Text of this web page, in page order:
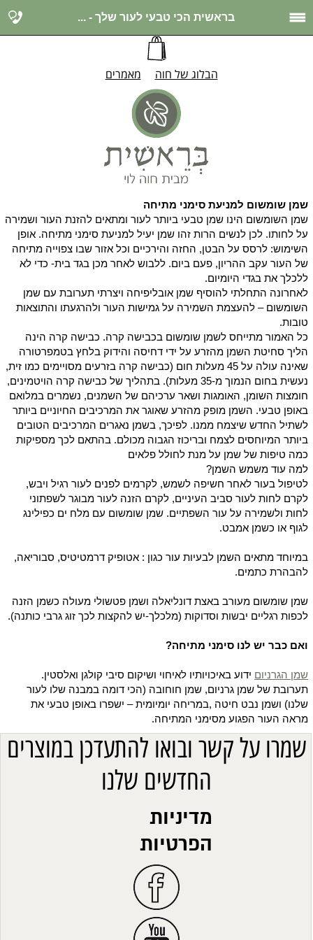
בראשית הכי טבעי לעור שלך - ...
הבלוג של חוה מאמרים
שמן שומשום למניעת סימני מתיחה
שמן השומשום הינו שמן טבעי ביותר לעור ומתאים להזנת העור ושמירה
על לחותו. לכן לנשים הרות זהו שמן יעיל למניעת סימני מתיחה. אופן
השימוש: לרסס על הבטן, החזה והירכיים וכל אזור שבו צפוייה מתיחה
של העור עקב ההריון, פעם ביום. ללבוש לאחר מכן בגד בית- כדי לא
ללכלך את בגדי היומיום.
לאחרונה התחלתי להוסיף שמן אובליפיחה ויצרתי תערובת עם שמן
השומשום – להעצמת השמירה על גמישות העור ולהרגעתו והתוצאות
טובות.
כל האמור מתייחס לשמן שומשום בכבישה קרה. כבישה קרה הינה
הליך סחיטת השמן מהזרע על ידי דחיסה והידוק בלחץ בטמפרטורה
שאינה עולה על 45 מעלות חום (כבישה קרה בזרעים מסויימים כמו זית,
נעשית בחום הנמוך מ-35 מעלות). בתהליך של כבישה קרה הויטמינים,
חומצות השומן, האומגות ושאר ערכיהם של השמנים, נשמרים במלואם
באופן טבעי. השמן מופק מהזרע שאוגר את המרכיבים החיוניים ביותר
לשתיל החדש שיצמח ממנו. לפיכך, בשמן נאגרים המרכיבים הטובים
ביותר המיוחסים לצמח ובריכוז הגבוה מכולם. בהתאם לכך מספיקות
כמה טיפות של שמן על מנת לחולל פלאים
למה עוד משמש השמן?
לטיפול בעור לאחר חשיפה לשמש, לקרמים לפנים לעור רגיל ויבש,
לקרם לחות לעור סביב העיניים, לקרם הזנה לעור מבוגר לשפתוני
לחות ולשמירה על עור השפתיים. שמן שומשום עם מלח ים כפילינג
לגוף או כשמן אמבט.
במיוחד מתאים השמן לבעיות עור כגון : אטופיק דרמטיטיס, סבוריאה,
להבהרת כתמים.
שמן שומשום מעורב באצת דונליאלה ושמן פטשולי מעולה כשמן הזנה
לכפות רגליים יבשות וסדוקות (מלכלך-יש להקצות לכך זוג גרבי כותנה).
ואם כבר יש לנו סימני מתיחה?
שמן הגרניום ידוע באיכויותיו לאיחוי ושיקום סיבי קולגן ואלסטין.
תערובת של שמן גרניום, שמן חוחובה (הכי דומה במבנה שלו לעור
שלנו) ושמן נבט חיטה ,במריחה יומיומית – ישפרו באופן טבעי את
מראה העור הפגוע מסימני המתיחה.
שמרו על קשר ובואו להתעדכן במוצרים
החדשים שלנו
מדיניות
הפרטיות